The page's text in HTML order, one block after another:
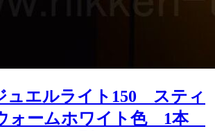
ュエルライト150 スティ
ォームホワイト色 1本